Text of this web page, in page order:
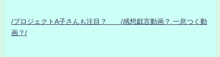
/プロジェクトA子さんも注目？ /感想戯言動画？.一息つく動
画？/